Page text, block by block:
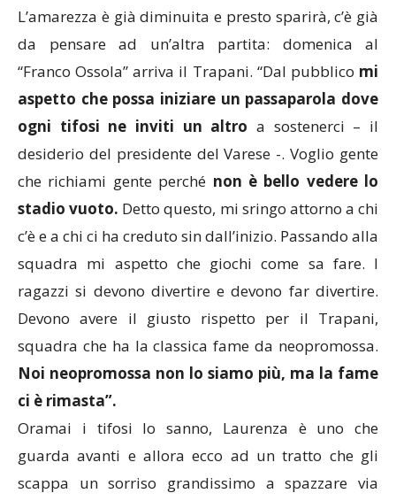
L’amarezza è già diminuita e presto sparirà, c’è già
da pensare ad un’altra partita: domenica al
“Franco Ossola” arriva il Trapani. “Dal pubblico mi
aspetto che possa iniziare un passaparola dove
ogni tifosi ne inviti un altro a sostenerci – il
desiderio del presidente del Varese -. Voglio gente
che richiami gente perché non è bello vedere lo
stadio vuoto. Detto questo, mi sringo attorno a chi
c’è e a chi ci ha creduto sin dall’inizio. Passando alla
squadra mi aspetto che giochi come sa fare. I
ragazzi si devono divertire e devono far divertire.
Devono avere il giusto rispetto per il Trapani,
squadra che ha la classica fame da neopromossa.
Noi neopromossa non lo siamo più, ma la fame
ci è rimasta”.
Oramai i tifosi lo sanno, Laurenza è uno che
guarda avanti e allora ecco ad un tratto che gli
scappa un sorriso grandissimo a spazzare via